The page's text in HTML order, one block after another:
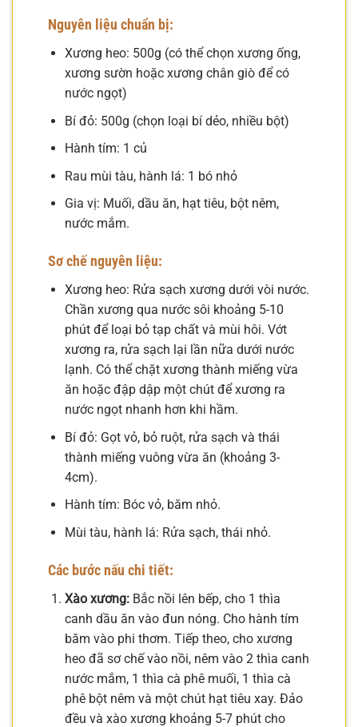
Nguyên liệu chuẩn bị:
Xương heo: 500g (có thể chọn xương ống,
xương sườn hoặc xương chân giò để có
nước ngọt)
Bí đỏ: 500g (chọn loại bí dẻo, nhiều bột)
Hành tím: 1 củ
Rau mùi tàu, hành lá: 1 bó nhỏ
Gia vị: Muối, dầu ăn, hạt tiêu, bột nêm,
nước mắm.
Sơ chế nguyên liệu:
Xương heo: Rửa sạch xương dưới vòi nước.
Chần xương qua nước sôi khoảng 5-10
phút để loại bỏ tạp chất và mùi hôi. Vớt
xương ra, rửa sạch lại lần nữa dưới nước
lạnh. Có thể chặt xương thành miếng vừa
ăn hoặc đập dập một chút để xương ra
nước ngọt nhanh hơn khi hầm.
Bí đỏ: Gọt vỏ, bỏ ruột, rửa sạch và thái
thành miếng vuông vừa ăn (khoảng 3-
4cm).
Hành tím: Bóc vỏ, băm nhỏ.
Mùi tàu, hành lá: Rửa sạch, thái nhỏ.
Các bước nấu chi tiết:
Xào xương:Bắc nồi lên bếp, cho 1 thìa
canh dầu ăn vào đun nóng. Cho hành tím
băm vào phi thơm. Tiếp theo, cho xương
heo đã sơ chế vào nồi, nêm vào 2 thìa canh
nước mắm, 1 thìa cà phê muối, 1 thìa cà
phê bột nêm và một chút hạt tiêu xay. Đảo
đều và xào xương khoảng 5-7 phút cho